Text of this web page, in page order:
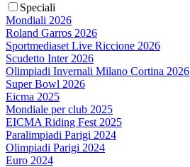
Speciali
Mondiali 2026
Roland Garros 2026
Sportmediaset Live Riccione 2026
Scudetto Inter 2026
Olimpiadi Invernali Milano Cortina 2026
Super Bowl 2026
Eicma 2025
Mondiale per club 2025
EICMA Riding Fest 2025
Paralimpiadi Parigi 2024
Olimpiadi Parigi 2024
Euro 2024